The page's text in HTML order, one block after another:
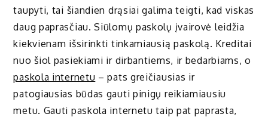
taupyti, tai šiandien drąsiai galima teigti, kad viskas
daug paprasčiau. Siūlomų paskolų įvairovė leidžia
kiekvienam išsirinkti tinkamiausią paskolą. Kreditai
nuo šiol pasiekiami ir dirbantiems, ir bedarbiams, o
paskola internetu – pats greičiausias ir
patogiausias būdas gauti pinigų reikiamiausiu
metu. Gauti paskola internetu taip pat paprasta,